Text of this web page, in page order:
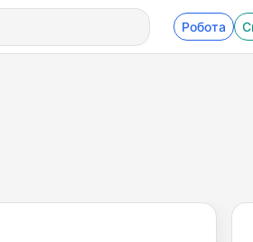
Робота